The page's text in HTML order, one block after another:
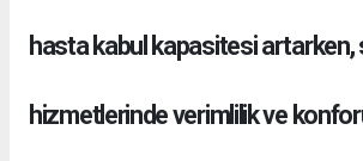
hasta kabul kapasitesi artarken,
hizmetlerinde verimlilik ve